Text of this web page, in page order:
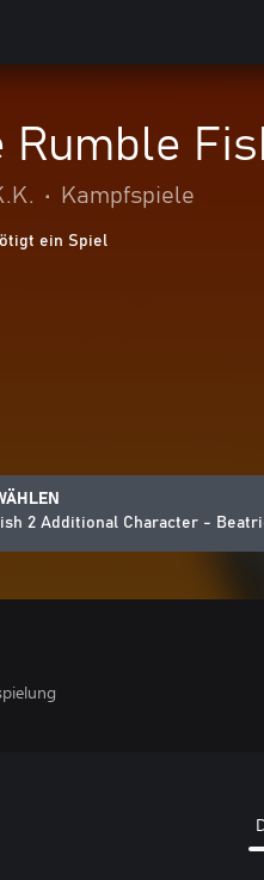
Rumble
• Kampfspiele
ein Spiel
2 Additional Character -